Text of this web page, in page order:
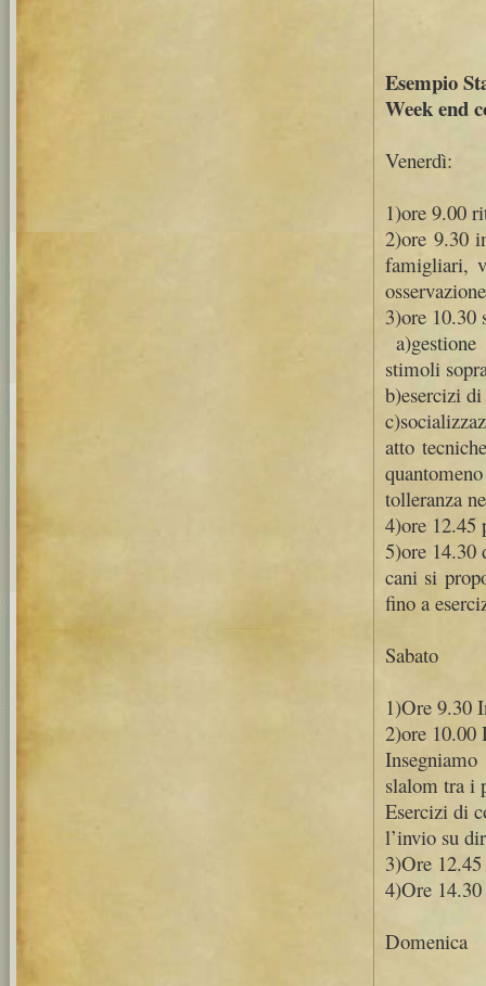
Esempio
Week end
Venerdì:
1)ore 9.00
2)ore 9.30
famigliari,
3)ore 10.30
stimoli
b)esercizi di
atto
tolleranza
4)ore 12.45
5)ore 14.30
cani si
fino a
Sabato
1)Ore 9.30
2)ore 10.00
slalom tra i
Esercizi di
l’invio su
3)Ore
4)Ore
Domenica